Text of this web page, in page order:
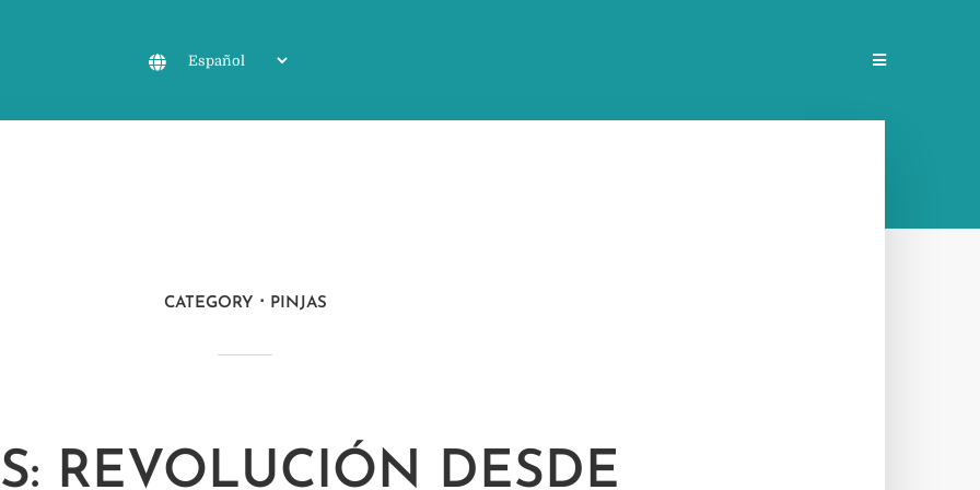
CATEGORY PINJAS
REVOLUCIÓN DESDE